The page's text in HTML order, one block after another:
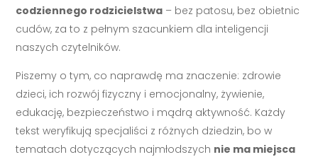
codziennego rodzicielstwa – bez patosu, bez obietnic
cudów, za to z pełnym szacunkiem dla inteligencji
naszych czytelników.
Piszemy o tym, co naprawdę ma znaczenie: zdrowie
dzieci, ich rozwój fizyczny i emocjonalny, żywienie,
edukację, bezpieczeństwo i mądrą aktywność. Każdy
tekst weryfikują specjaliści z różnych dziedzin, bo w
tematach dotyczących najmłodszych nie ma miejsca